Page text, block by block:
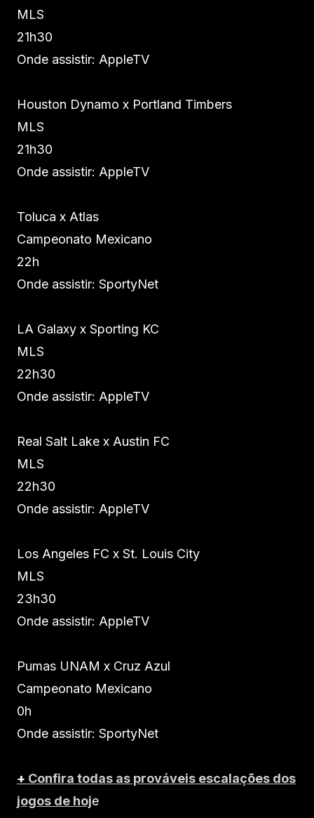
MLS
21h30
Onde assistir: AppleTV
Houston Dynamo x Portland Timbers
MLS
21h30
Onde assistir: AppleTV
Toluca x Atlas
Campeonato Mexicano
22h
Onde assistir: SportyNet
LA Galaxy x Sporting KC
MLS
22h30
Onde assistir: AppleTV
Real Salt Lake x Austin FC
MLS
22h30
Onde assistir: AppleTV
Los Angeles FC x St. Louis City
MLS
23h30
Onde assistir: AppleTV
Pumas UNAM x Cruz Azul
Campeonato Mexicano
0h
Onde assistir: SportyNet
+ Confira todas as prováveis escalações dos
jogos de hoje